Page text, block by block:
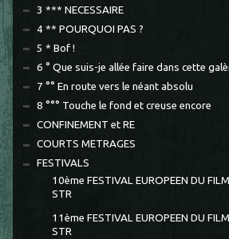
3 *** NECESSAIRE
4 ** POURQUOI PAS ?
5 * Bof !
6 ° Que suis-je allée faire dans cette
7 °° En route vers le néant absolu
8 °°° Touche le fond et creuse encore
CONFINEMENT et RE
COURTS METRAGES
FESTIVALS
10ème FESTIVAL EUROPEEN DU
STR
11ème FESTIVAL EUROPEEN DU
STR